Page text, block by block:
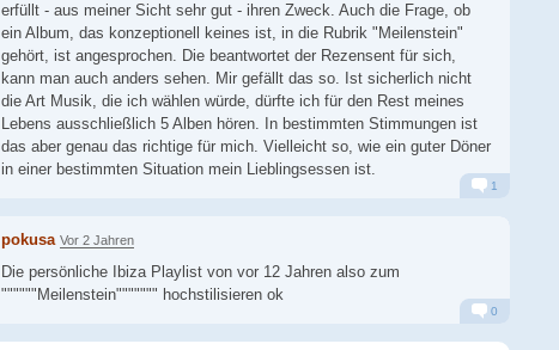
erfüllt - aus meiner Sicht sehr gut - ihren Zweck. Auch die Frage, ob
ein Album, das konzeptionell keines ist, in die Rubrik "Meilenstein"
gehört, ist angesprochen. Die beantwortet der Rezensent für sich,
kann man auch anders sehen. Mir gefällt das so. Ist sicherlich nicht
die Art Musik, die ich wählen würde, dürfte ich für den Rest meines
Lebens ausschließlich 5 Alben hören. In bestimmten Stimmungen ist
das aber genau das richtige für mich. Vielleicht so, wie ein guter Döner
in einer bestimmten Situation mein Lieblingsessen ist.
1
pokusa Vor 2 Jahren
Die persönliche Ibiza Playlist von vor 12 Jahren also zum
""""""Meilenstein""""""" hochstilisieren ok
Alarm Antworten
0